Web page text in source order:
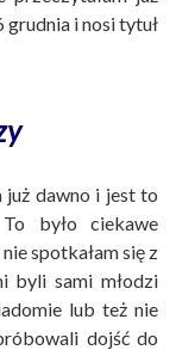
grudnia i nosi tytuł
już dawno i jest to
było ciekawe
spotkałam się z
byli sami młodzi
lub też nie
dojść do